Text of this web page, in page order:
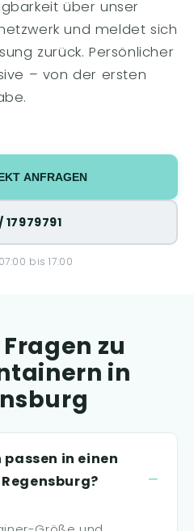
über unser
und meldet sich
zurück. Persönlicher
– von der ersten
ANFRAGEN
17979791
bis 17:00
zu
in
passen in einen